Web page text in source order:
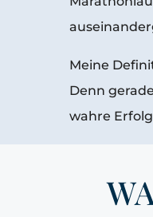
Meine
Denn
wahre